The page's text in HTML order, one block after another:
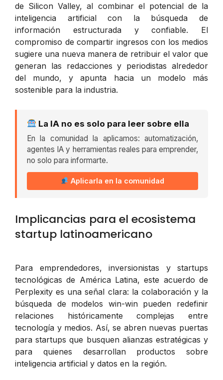
de Silicon Valley, al combinar el potencial de la
inteligencia artificial con la búsqueda de
información estructurada y confiable. El
compromiso de compartir ingresos con los medios
sugiere una nueva manera de retribuir el valor que
generan las redacciones y periodistas alrededor
del mundo, y apunta hacia un modelo más
sostenible para la industria.
La IA no es solo para leer sobre ella
En la comunidad la aplicamos: automatización,
agentes IA y herramientas reales para emprender,
no solo para informarte.
Aplicarla en la comunidad
Implicancias para el ecosistema
startup latinoamericano
Para emprendedores, inversionistas y startups
tecnológicas de América Latina, este acuerdo de
Perplexity es una señal clara: la colaboración y la
búsqueda de modelos win-win pueden redefinir
relaciones históricamente complejas entre
tecnología y medios. Así, se abren nuevas puertas
para startups que busquen alianzas estratégicas y
para quienes desarrollan productos sobre
inteligencia artificial y datos en la región.